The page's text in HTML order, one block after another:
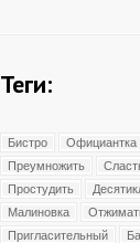
Теги:
Бистро Официантка
Преумножить
Простудить
Малиновка
Пригласительный